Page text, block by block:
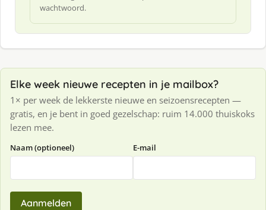
wachtwoord.
Elke week nieuwe recepten in je mailbox?
1× per week de lekkerste nieuwe en seizoensrecepten —
gratis, en je bent in goed gezelschap: ruim 14.000 thuiskoks
lezen mee.
Naam (optioneel) E-mail
Aanmelden